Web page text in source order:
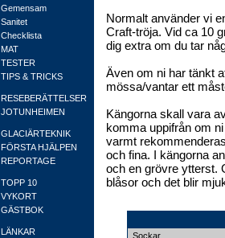
Gemensam
Sanitet
Checklista
MAT
TESTER
TIPS & TRICKS
RESEBERÄTTELSER
JOTUNHEIMEN
GLACIÄRTEKNIK
FÖRSTA HJÄLPEN
REPORTAGE
TOPP 10
VYKORT
GÄSTBOK
LÄNKAR
Normalt använder vi
Craft-tröja. Vid ca 10
dig extra om du tar
Även om ni har tänkt
mössa/vantar ett
Kängorna skall vara
komma uppifrån om
varmt
och fina. I kängorna
och en grövre ytterst.
blåsor och det blir
Sockar